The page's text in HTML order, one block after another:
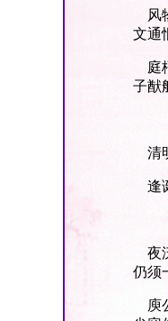
风
文通
庭
子猷
清
逢
夜
仍须
庾